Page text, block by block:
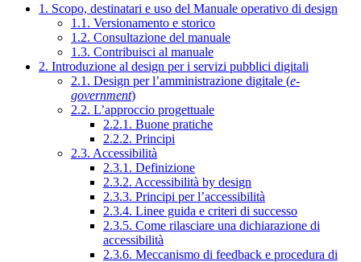
1. Scopo, destinatari e uso del Manuale operativo di design
1.1. Versionamento e storico
1.2. Consultazione del manuale
1.3. Contribuisci al manuale
2. Introduzione al design per i servizi pubblici digitali
2.1. Design per l’amministrazione digitale (e-
government)
2.2. L’approccio progettuale
2.2.1. Buone pratiche
2.2.2. Principi
2.3. Accessibilità
2.3.1. Definizione
2.3.2. Accessibilità by design
2.3.3. Principi per l’accessibilità
2.3.4. Linee guida e criteri di successo
2.3.5. Come rilasciare una dichiarazione di
accessibilità
2.3.6. Meccanismo di feedback e procedura di